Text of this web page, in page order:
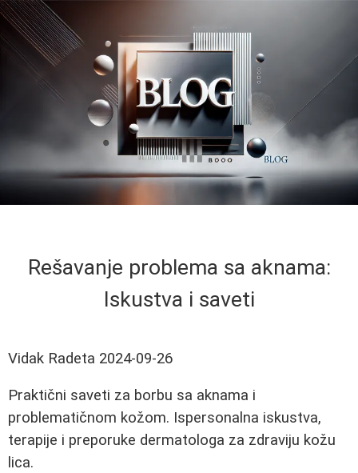
Rešavanje problema sa aknama:
Iskustva i saveti
Vidak Radeta 2024-09-26
Praktični saveti za borbu sa aknama i
problematičnom kožom. Ispersonalna iskustva,
terapije i preporuke dermatologa za zdraviju kožu
lica.